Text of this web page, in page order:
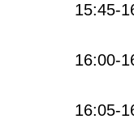
15:45-
16:00-
16:05-